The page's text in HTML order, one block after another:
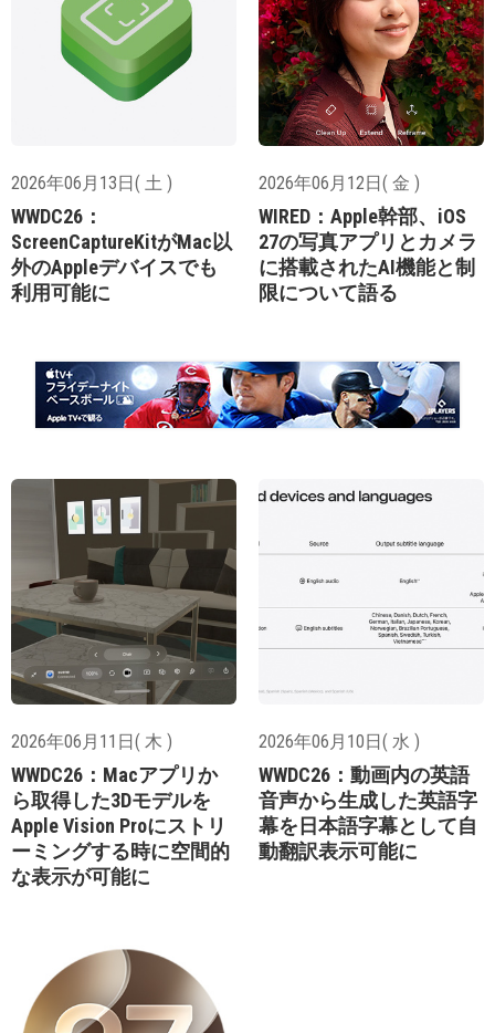
2026年06月13日( 土 )
WWDC26：
ScreenCaptureKitがMac以
外のAppleデバイスでも
利用可能に
2026年06月12日( 金 )
WIRED：Apple幹部、iOS
27の写真アプリとカメラ
に搭載されたAI機能と制
限について語る
2026年06月11日( 木 )
WWDC26：Macアプリか
ら取得した3Dモデルを
Apple Vision Proにストリ
ーミングする時に空間的
な表示が可能に
2026年06月10日( 水 )
WWDC26：動画内の英語
音声から生成した英語字
幕を日本語字幕として自
動翻訳表示可能に